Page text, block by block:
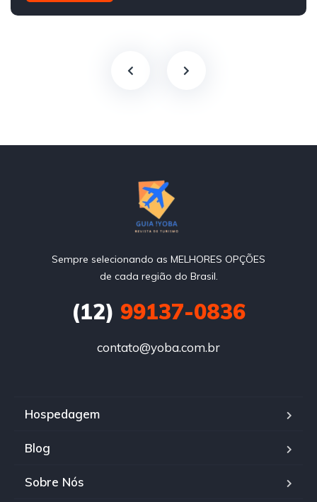
Sempre selecionando as MELHORES OPÇÕES
de cada região do Brasil.
(12) 99137-0836
contato@yoba.com.br
Hospedagem
Blog
Sobre Nós